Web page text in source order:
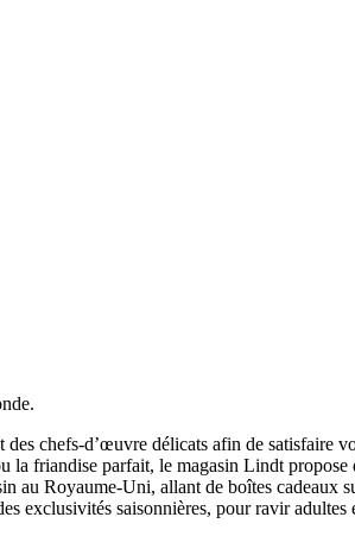
chefs-d’œuvre délicats afin de satisfaire
friandise parfait, le magasin Lindt
au Royaume-Uni, allant de boîtes cadeaux
exclusivités saisonnières, pour ravir